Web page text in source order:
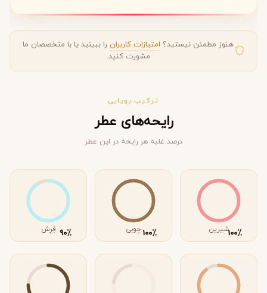
هنوز مطمئن نیستید؟ امتیازات کاربران را ببینید یا با متخصصان ما
مشورت کنید.
ترکیب بویایی
رایحه‌های عطر
درصد غلبه هر رایحه در این عطر
٪100شیرین ٪100 چوبی ٪90 فِرِش